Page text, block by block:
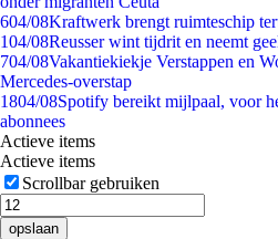
604/08Kraftwerk brengt ruimteschip
104/08Reusser wint tijdrit en neemt
704/08Vakantiekiekje Verstappen en
Mercedes-overstap
1804/08Spotify bereikt mijlpaal, voor
abonnees
Actieve items
Actieve items
Scrollbar gebruiken
opslaan